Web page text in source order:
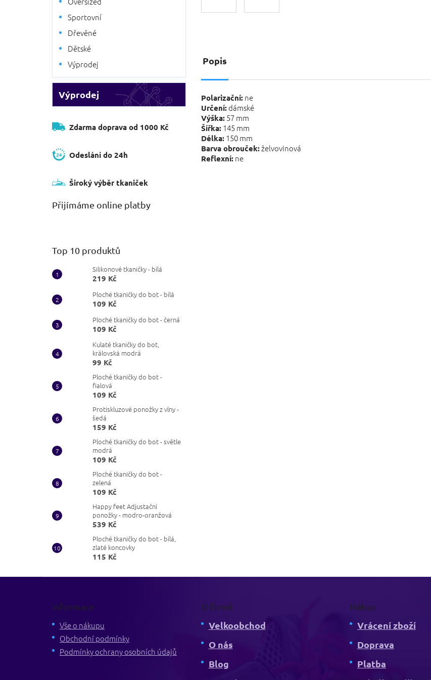
Sportovní
Dřevěné
Dětské
Výprodej
Výprodej
Zdarma doprava od 1000 Kč
Odeslání do 24h
Široký výběr tkaniček
Přijímáme online platby
Top 10 produktů
Silikonové tkaničky - bílá
219 Kč
Ploché tkaničky do bot - bílá
109 Kč
Ploché tkaničky do bot - černá
109 Kč
Kulaté tkaničky do bot,
královská modrá
99 Kč
Ploché tkaničky do bot -
fialová
109 Kč
Protiskluzové ponožky z vlny -
šedá
159 Kč
Ploché tkaničky do bot - světle
modrá
109 Kč
Ploché tkaničky do bot -
zelená
109 Kč
Happy feet Adjustační
ponožky - modro-oranžová
539 Kč
Ploché tkaničky do bot - bílá,
zlaté koncovky
115 Kč
Popis
Polarizační: ne
Určení:dámské
Výška: 57 mm
Šířka: 145 mm
Délka: 150 mm
Barva obrouček:želvovinová
Reflexní: ne
Informace
Vše o nákupu
Obchodní podmínky
Podmínky ochrany osobních údajů
O firmě
Velkoobchod
O nás
Blog
Nákup
Vrácení zboží
Doprava
Platba